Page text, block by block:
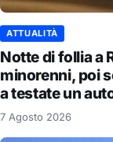
ATTUALITÀ
Notte di follia a
minorenni, poi
a testate un
7 Agosto 2026